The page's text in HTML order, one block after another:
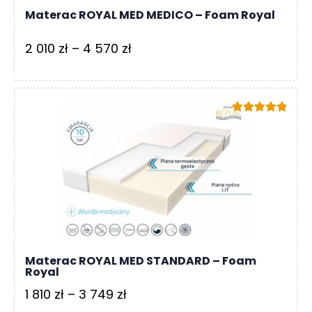
R
A
C
E
Ł
Ó
Ż
K
A
M
A
T
E
R
A
C
A
K
Materac ROYAL MED MEDICO – Foam Royal
2 010 zł – 4 570 złZakres
od
do
4
Materac ROYAL MED STANDARD – Foam
Royal
Oceniono
1 810 zł – 3 749 złZakres